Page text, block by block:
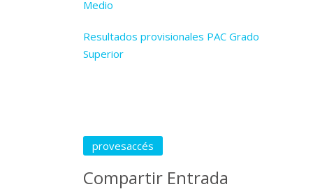
Medio
Resultados provisionales PAC Grado
Superior
provesaccés
Compartir Entrada